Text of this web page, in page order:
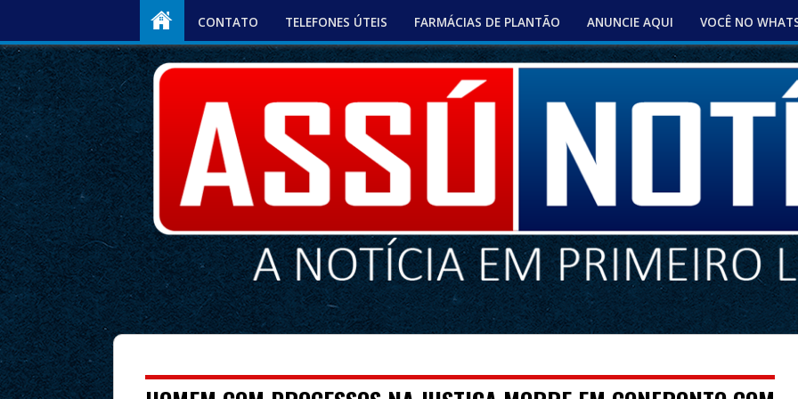
CONTATO TELEFONES ÚTEIS FARMÁCIAS DE PLANTÃO ANUNCIE AQUI VOCÊ NO